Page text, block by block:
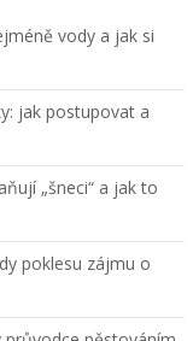
vody a jak si
jak postupovat a
„šneci“ a jak to
poklesu zájmu o